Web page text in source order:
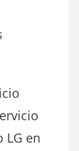
LG en